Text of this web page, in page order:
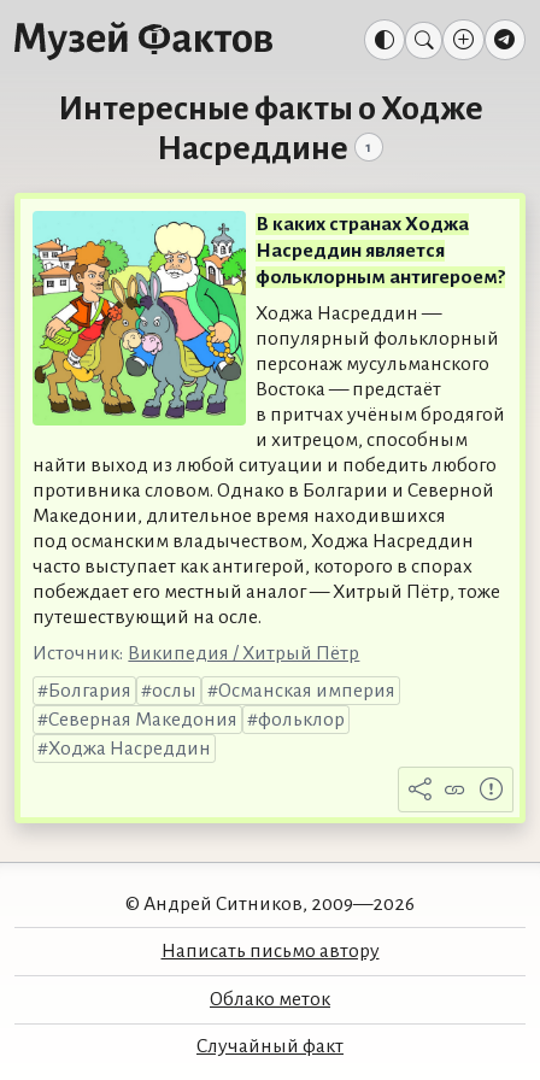
Интересные факты о Ходже
Насреддине
1
В каких странах Ходжа
Насреддин является
фольклорным антигероем?
Ходжа Насреддин —
популярный фольклорный
персонаж мусульманского
Востока — предстаёт
в притчах учёным бродягой
и хитрецом, способным
найти выход из любой ситуации и победить любого
противника словом. Однако в Болгарии и Северной
Македонии, длительное время находившихся
под османским владычеством, Ходжа Насреддин
часто выступает как антигерой, которого в спорах
побеждает его местный аналог — Хитрый Пётр, тоже
путешествующий на осле.
Источник: Википедия / Хитрый Пётр
Болгария
ослы
Османская империя
Северная Македония
фольклор
Ходжа Насреддин
© Андрей Ситников, 2009—2026
Написать письмо автору
Облако меток
Случайный факт